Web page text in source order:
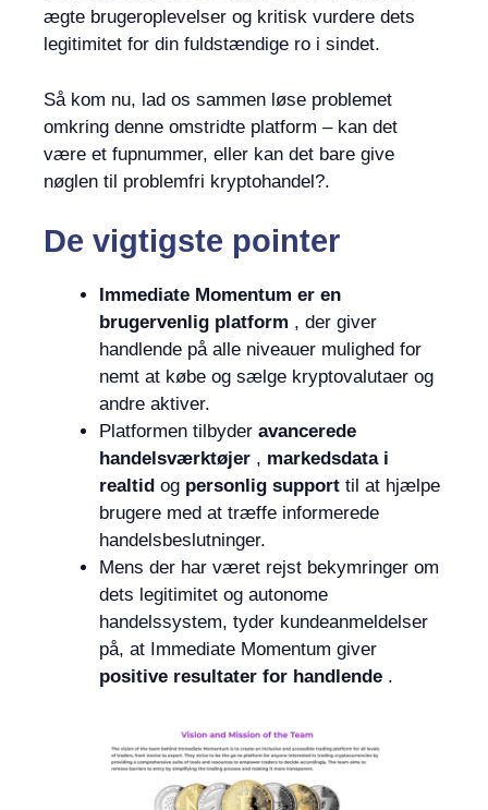
ægte brugeroplevelser og kritisk vurdere dets
legitimitet for din fuldstændige ro i sindet.
Så kom nu, lad os sammen løse problemet
omkring denne omstridte platform – kan det
være et fupnummer, eller kan det bare give
nøglen til problemfri kryptohandel?.
De vigtigste pointer
Immediate Momentum er en
brugervenlig platform , der giver
handlende på alle niveauer mulighed for
nemt at købe og sælge kryptovalutaer og
andre aktiver.
Platformen tilbyder avancerede
handelsværktøjer , markedsdata i
realtid og personlig support til at hjælpe
brugere med at træffe informerede
handelsbeslutninger.
Mens der har været rejst bekymringer om
dets legitimitet og autonome
handelssystem, tyder kundeanmeldelser
på, at Immediate Momentum giver
positive resultater for handlende .